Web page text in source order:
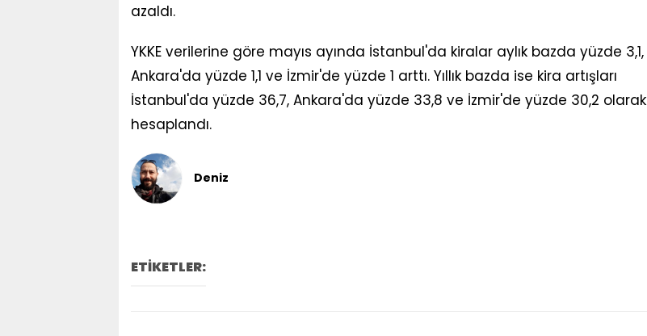
azaldı.
YKKE verilerine göre mayıs ayında İstanbul'da kiralar aylık bazda yüzde 3,1,
Ankara'da yüzde 1,1 ve İzmir'de yüzde 1 arttı. Yıllık bazda ise kira artışları
İstanbul'da yüzde 36,7, Ankara'da yüzde 33,8 ve İzmir'de yüzde 30,2 olarak
hesaplandı.
Deniz
ETİKETLER: